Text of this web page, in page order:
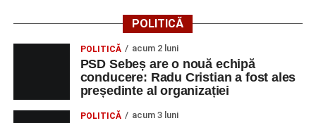
POLITICĂ
POLITICĂ acum 2 luni
PSD Sebeș are o nouă echipă
conducere: Radu Cristian a fost ales
președinte al organizației
POLITICĂ acum 3 luni